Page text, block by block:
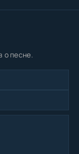
о песне.